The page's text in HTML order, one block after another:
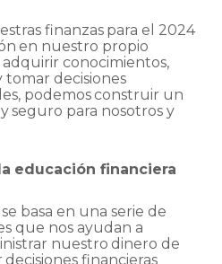
finanzas para el 2024
en nuestro propio
adquirir conocimientos,
tomar decisiones
podemos construir un
yseguro para nosotros y
educación financiera
basa en una serie de
que nos ayudan a
nuestro dinero de
decisiones financieras